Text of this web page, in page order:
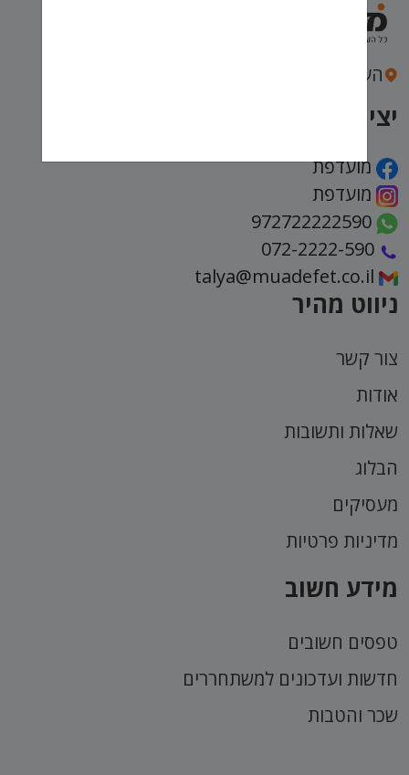
העצמאות 43, חיפה
יצירת קשר
מועדפת
מועדפת
ניווט מהיר
צור קשר
אודות
שאלות ותשובות
הבלוג
מעסיקים
מדיניות פרטיות
מידע חשוב
טפסים חשובים
חדשות ועדכונים למשתחררים
שכר והטבות